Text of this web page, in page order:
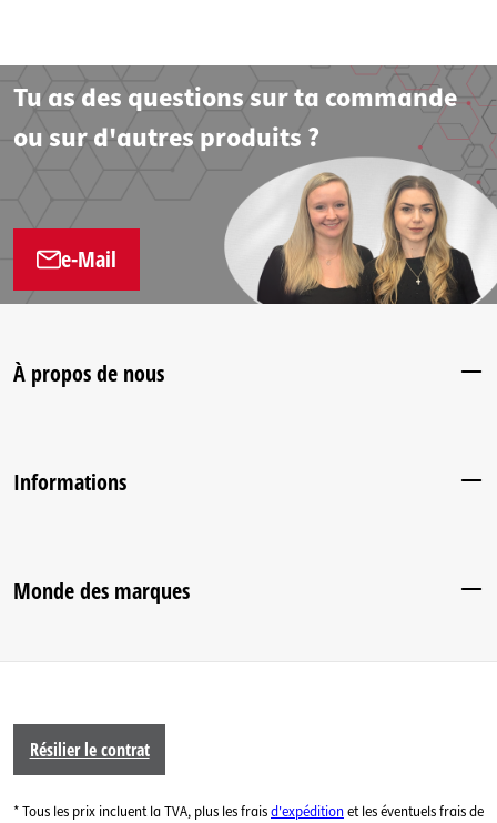
Tu as des questions sur ta commande
ou sur d'autres produits ?
e-Mail
À propos de nous
Informations
Monde des marques
Résilier le contrat
* Tous les prix incluent la TVA, plus les fraisd'expéditionet les éventuels frais de